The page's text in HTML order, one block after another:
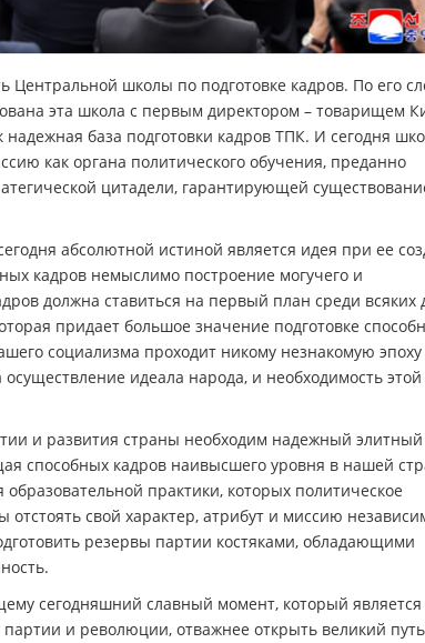
школы по подготовке кадров. По его
эта школа с первым директором – товарищем
база подготовки кадров ТПК. И сегодня
как органа политического обучения, преданно
цитадели, гарантирующей
абсолютной истиной является идея при ее
кадров немыслимо построение могучего и
должна ставиться на первый план среди всяких
придает большое значение подготовке
социализма проходит никому незнакомую эпоху
идеала народа, и необходимость этой
и развития страны необходим надежный элитный
способных кадров наивысшего уровня в нашей
практики, которых политическое
свой характер, атрибут и миссию
резервы партии костяками, обладающими
сегодняшний славный момент, который является
и революции, отважнее открыть великий